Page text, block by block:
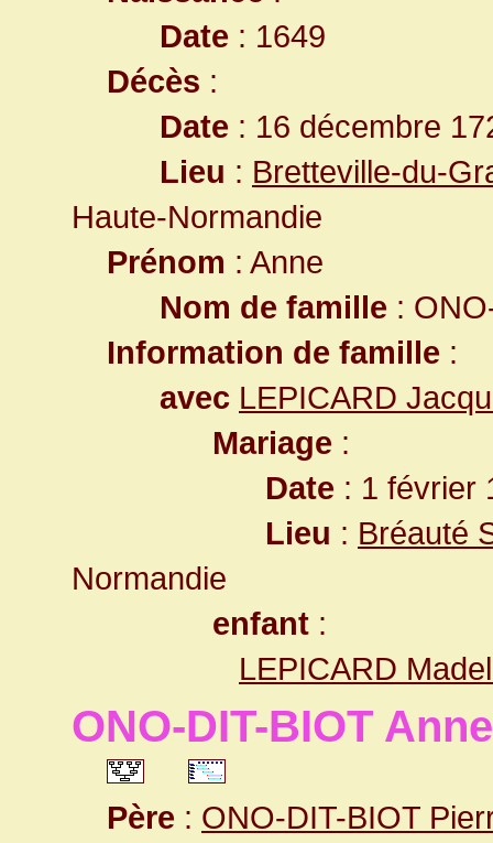
Date : 1649
Décès :
Date : 16 décembre
Lieu : Bretteville-du-
Haute-Normandie
Prénom : Anne
Nom de famille :
Information de famille :
avec LEPICARD
Mariage :
Date : 1 février
Lieu : Bréauté
Normandie
enfant :
LEPICARD
ONO-DIT-BIOT Anne
Père : ONO-DIT-BIOT